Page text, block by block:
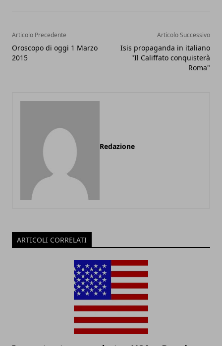
Articolo Precedente
Oroscopo di oggi 1 Marzo
2015
Articolo Successivo
Isis propaganda in italiano
"Il Califfato conquisterà
Roma"
Redazione
ARTICOLI CORRELATI